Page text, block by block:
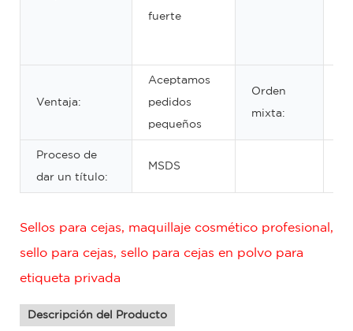
fuerte
Ventaja:
Aceptamos
pedidos
pequeños
Orden
mixta:
Proceso de
dar un título:
MSDS
Sellos para cejas, maquillaje cosmético profesional,
sello para cejas, sello para cejas en polvo para
etiqueta privada
Descripción del Producto